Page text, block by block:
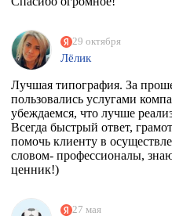
29 октября
Лёлик
Лучшая типография. За
пользовались услугами
убеждаемся, что лучше
Всегда быстрый ответ,
помочь клиенту в
словом- профессионалы,
ценник!)
27 мая